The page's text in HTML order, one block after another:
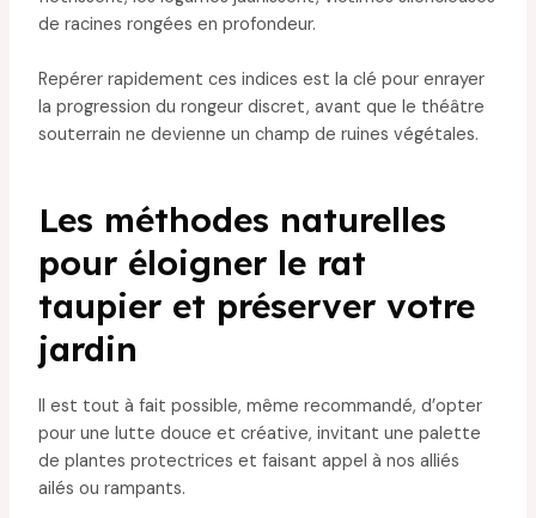
de racines rongées en profondeur.
Repérer rapidement ces indices est la clé pour enrayer
la progression du rongeur discret, avant que le théâtre
souterrain ne devienne un champ de ruines végétales.
Les méthodes naturelles
pour éloigner le rat
taupier et préserver votre
jardin
Il est tout à fait possible, même recommandé, d’opter
pour une lutte douce et créative, invitant une palette
de plantes protectrices et faisant appel à nos alliés
ailés ou rampants.